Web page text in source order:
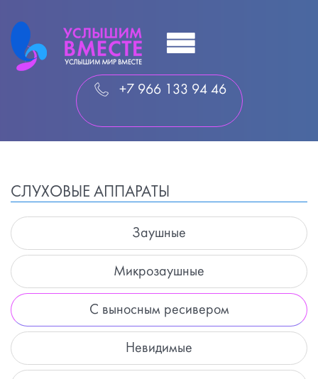
+7 966 133 94 46
СЛУХОВЫЕ АППАРАТЫ
Заушные
Микрозаушные
С выносным ресивером
Невидимые